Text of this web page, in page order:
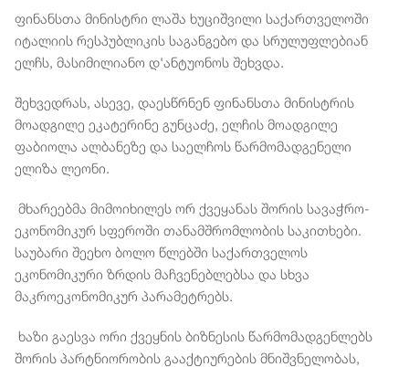
ფინანსთა მინისტრი ლაშა ხუციშვილი საქართველოში
იტალიის რესპუბლიკის საგანგებო და სრულუფლებიან
ელჩს, მასიმილიანო დ'ანტუონოს შეხვდა.
შეხვედრას, ასევე, დაესწრნენ ფინანსთა მინისტრის
მოადგილე ეკატერინე გუნცაძე, ელჩის მოადგილე
ფაბიოლა ალბანეზე და საელჩოს წარმომადგენელი
ელიზა ლეონი.
მხარეებმა მიმოიხილეს ორ ქვეყანას შორის სავაჭრო-
ეკონომიკურ სფეროში თანამშრომლობის საკითხები.
საუბარი შეეხო ბოლო წლებში საქართველოს
ეკონომიკური ზრდის მაჩვენებლებსა და სხვა
მაკროეკონომიკურ პარამეტრებს.
ხაზი გაესვა ორი ქვეყნის ბიზნესის წარმომადგენლებს
შორის პარტნიორობის გააქტიურების მნიშვნელობას,